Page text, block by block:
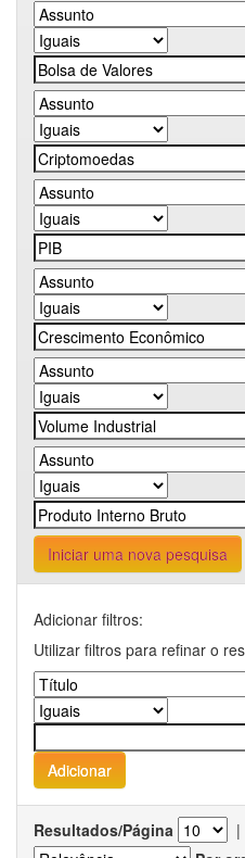
Iniciar uma nova pesquisa
Adicionar filtros:
Utilizar filtros para refinar o
Resultados/Página |